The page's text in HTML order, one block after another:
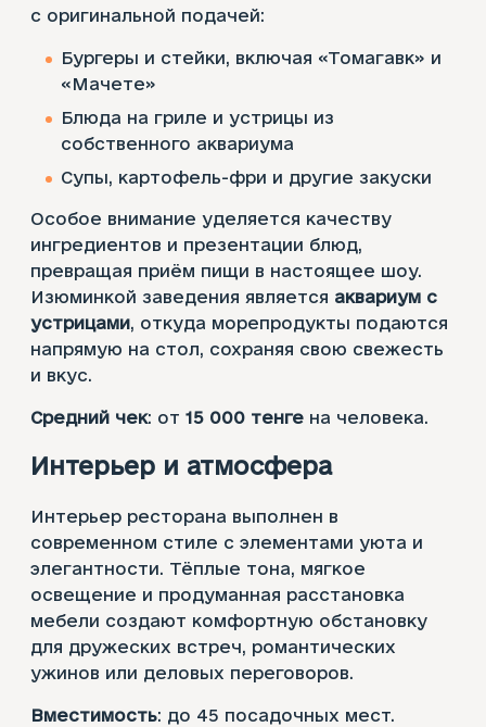
с оригинальной подачей:
Бургеры и стейки, включая «Томагавк» и
«Мачете»
Блюда на гриле и устрицы из
собственного аквариума
Супы, картофель-фри и другие закуски
Особое внимание уделяется качеству
ингредиентов и презентации блюд,
превращая приём пищи в настоящее шоу.
Изюминкой заведения является аквариум с
устрицами, откуда морепродукты подаются
напрямую на стол, сохраняя свою свежесть
и вкус.
Средний чек: от 15 000 тенге на человека.
Интерьер и атмосфера
Интерьер ресторана выполнен в
современном стиле с элементами уюта и
элегантности. Тёплые тона, мягкое
освещение и продуманная расстановка
мебели создают комфортную обстановку
для дружеских встреч, романтических
ужинов или деловых переговоров.
Вместимость: до 45 посадочных мест.